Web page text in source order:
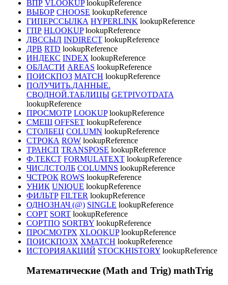
ВПР VLOOKUP lookupReference
ВЫБОР CHOOSE lookupReference
ГИПЕРССЫЛКА HYPERLINK lookupReference
ГПР HLOOKUP lookupReference
ДВССЫЛ INDIRECT lookupReference
ДРВ RTD lookupReference
ИНДЕКС INDEX lookupReference
ОБЛАСТИ AREAS lookupReference
ПОИСКПОЗ MATCH lookupReference
ПОЛУЧИТЬ.ДАННЫЕ.
СВОДНОЙ.ТАБЛИЦЫ GETPIVOTDATA
lookupReference
ПРОСМОТР LOOKUP lookupReference
СМЕЩ OFFSET lookupReference
СТОЛБЕЦ COLUMN lookupReference
СТРОКА ROW lookupReference
ТРАНСП TRANSPOSE lookupReference
Ф.ТЕКСТ FORMULATEXT lookupReference
ЧИСЛСТОЛБ COLUMNS lookupReference
ЧСТРОК ROWS lookupReference
УНИК UNIQUE lookupReference
ФИЛЬТР FILTER lookupReference
ОДНОЗНАЧ (@) SINGLE lookupReference
СОРТ SORT lookupReference
СОРТПО SORTBY lookupReference
ПРОСМОТРХ XLOOKUP lookupReference
ПОИСКПОЗХ XMATCH lookupReference
ИСТОРИЯАКЦИЙ STOCKHISTORY lookupReference
Математические (Math and Trig) mathTrig